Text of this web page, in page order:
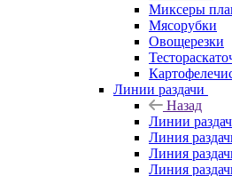
Миксеры
Мясорубки
Овощерезки
Линии раздачи
Назад
Линии
Линия
Линия
Линия